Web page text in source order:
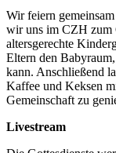
Wir feiern
wir uns im CZH zum
altersgerechte
Eltern den
kann. Anschließend
Kaffee und Keksen
Gemeinschaft zu
Livestream